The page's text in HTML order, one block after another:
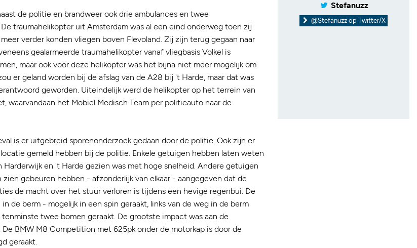
de politie en brandweer ook drie ambulances en twee
traumahelikopter uit Amsterdam was al een eind onderweg toen zij
verder konden vliegen boven Flevoland. Zij zijn terug gegaan naar
gealarmeerde traumahelikopter vanaf vliegbasis Volkel is
maar ook voor deze helikopter was het bijna niet meer mogelijk om
er geland worden bij de afslag van de A28 bij 't Harde, maar dat was
geworden. Uiteindelijk werd de helikopter op het terrein van
waarvandaan het Mobiel Medisch Team per politieauto naar de
is er uitgebreid sporenonderzoek gedaan door de politie. Ook zijn er
gemeld hebben bij de politie. Enkele getuigen hebben laten weten
en 't Harde gezien was met hoge snelheid. Andere getuigen
gebeuren hebben - afzonderlijk van elkaar - aangegeven dat de
de macht over het stuur verloren is tijdens een hevige regenbui. De
de berm - mogelijk in een spin geraakt, links van de weg in de berm
twee bomen geraakt. De grootste impact was aan de
BMW M8 Competition met 625pk onder de motorkap is door de
geraakt.
Stefanuzz
@Stefanuzz op Twitter/X